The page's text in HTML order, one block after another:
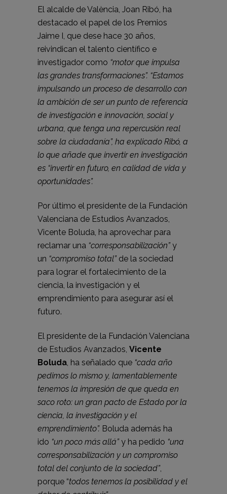
El alcalde de València, Joan Ribó, ha
destacado el papel de los Premios
Jaime I, que dese hace 30 años,
reivindican el talento científico e
investigador como “motor que impulsa
las grandes transformaciones”. “Estamos
impulsando un proceso de desarrollo con
la ambición de ser un punto de referencia
de investigación e innovación, social y
urbana, que tenga una repercusión real
sobre la ciudadanía”, ha explicado Ribó, a
lo que añade que invertir en investigación
es “invertir en futuro, en calidad de vida y
oportunidades”.
Por último el presidente de la Fundación
Valenciana de Estudios Avanzados,
Vicente Boluda, ha aprovechar para
reclamar una “corresponsabilización”y
un “compromiso total” de la sociedad
para lograr el fortalecimiento de la
ciencia, la investigación y el
emprendimiento para asegurar así el
futuro.
El presidente de la Fundación Valenciana
de Estudios Avanzados, Vicente
Boluda, ha señalado que “cada año
pedimos lo mismo y, lamentablemente
tenemos la impresión de que queda en
saco roto: un gran pacto de Estado por la
ciencia, la investigación y el
emprendimiento”. Boluda además ha
ido “un poco más allá”y ha pedido “una
corresponsabilización y un compromiso
total del conjunto de la sociedad”,
porque “todos tenemos la posibilidad y el